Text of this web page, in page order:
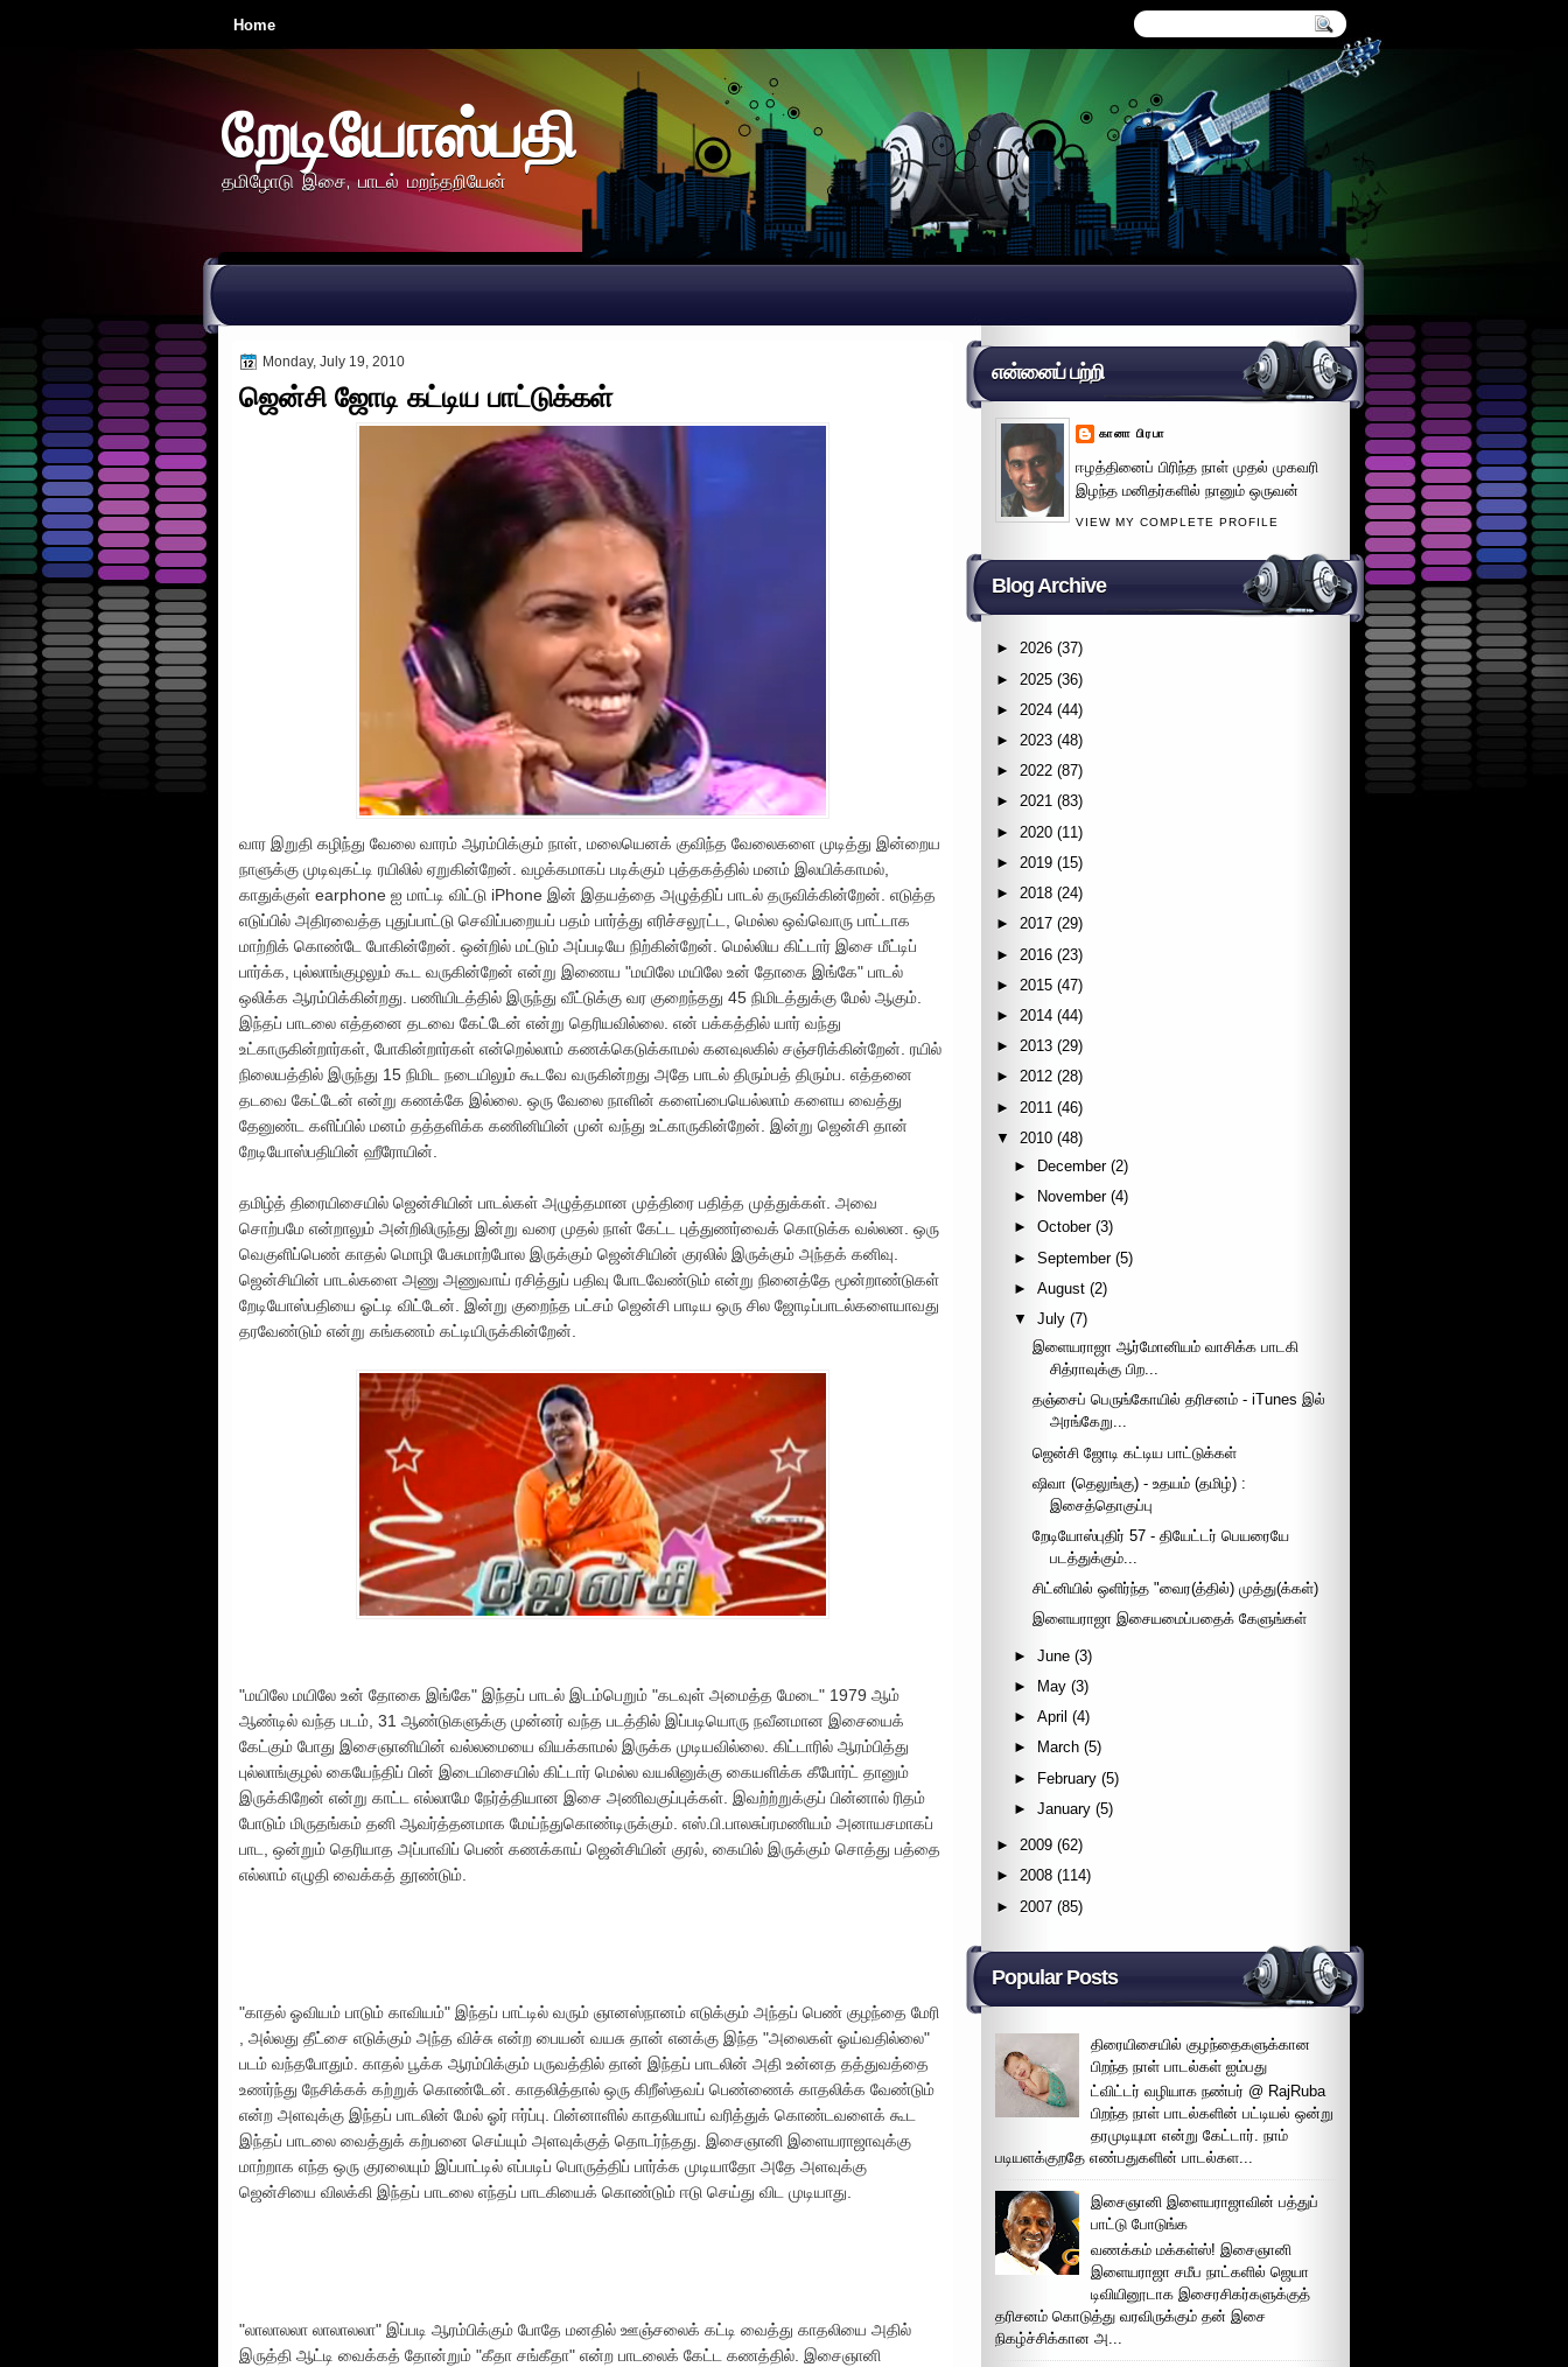
Home
றேடியோஸ்பதி
தமிழோடு இசை, பாடல் மறந்தறியேன்
Monday, July 19, 2010
ஜென்சி ஜோடி கட்டிய பாட்டுக்கள்
வார இறுதி கழிந்து வேலை வாரம் ஆரம்பிக்கும் நாள், மலையெனக் குவிந்த வேலைகளை முடித்து இன்றைய
நாளுக்கு முடிவுகட்டி ரயிலில் ஏறுகின்றேன். வழக்கமாகப் படிக்கும் புத்தகத்தில் மனம் இலயிக்காமல்,
காதுக்குள் earphone ஐ மாட்டி விட்டு iPhone இன் இதயத்தை அழுத்திப் பாடல் தருவிக்கின்றேன். எடுத்த
எடுப்பில் அதிரவைத்த புதுப்பாட்டு செவிப்பறையப் பதம் பார்த்து எரிச்சலூட்ட, மெல்ல ஒவ்வொரு பாட்டாக
மாற்றிக் கொண்டே போகின்றேன். ஒன்றில் மட்டும் அப்படியே நிற்கின்றேன். மெல்லிய கிட்டார் இசை மீட்டிப்
பார்க்க, புல்லாங்குழலும் கூட வருகின்றேன் என்று இணைய "மயிலே மயிலே உன் தோகை இங்கே" பாடல்
ஒலிக்க ஆரம்பிக்கின்றது. பணியிடத்தில் இருந்து வீட்டுக்கு வர குறைந்தது 45 நிமிடத்துக்கு மேல் ஆகும்.
இந்தப் பாடலை எத்தனை தடவை கேட்டேன் என்று தெரியவில்லை. என் பக்கத்தில் யார் வந்து
உட்காருகின்றார்கள், போகின்றார்கள் என்றெல்லாம் கணக்கெடுக்காமல் கனவுலகில் சஞ்சரிக்கின்றேன். ரயில்
நிலையத்தில் இருந்து 15 நிமிட நடையிலும் கூடவே வருகின்றது அதே பாடல் திரும்பத் திரும்ப. எத்தனை
தடவை கேட்டேன் என்று கணக்கே இல்லை. ஒரு வேலை நாளின் களைப்பையெல்லாம் களைய வைத்து
தேனுண்ட களிப்பில் மனம் தத்தளிக்க கணினியின் முன் வந்து உட்காருகின்றேன். இன்று ஜென்சி தான்
றேடியோஸ்பதியின் ஹீரோயின்.
தமிழ்த் திரையிசையில் ஜென்சியின் பாடல்கள் அழுத்தமான முத்திரை பதித்த முத்துக்கள். அவை
சொற்பமே என்றாலும் அன்றிலிருந்து இன்று வரை முதல் நாள் கேட்ட புத்துணர்வைக் கொடுக்க வல்லன. ஒரு
வெகுளிப்பெண் காதல் மொழி பேசுமாற்போல இருக்கும் ஜென்சியின் குரலில் இருக்கும் அந்தக் கனிவு.
ஜென்சியின் பாடல்களை அணு அணுவாய் ரசித்துப் பதிவு போடவேண்டும் என்று நினைத்தே மூன்றாண்டுகள்
றேடியோஸ்பதியை ஓட்டி விட்டேன். இன்று குறைந்த பட்சம் ஜென்சி பாடிய ஒரு சில ஜோடிப்பாடல்களையாவது
தரவேண்டும் என்று கங்கணம் கட்டியிருக்கின்றேன்.
"மயிலே மயிலே உன் தோகை இங்கே" இந்தப் பாடல் இடம்பெறும் "கடவுள் அமைத்த மேடை" 1979 ஆம்
ஆண்டில் வந்த படம், 31 ஆண்டுகளுக்கு முன்னர் வந்த படத்தில் இப்படியொரு நவீனமான இசையைக்
கேட்கும் போது இசைஞானியின் வல்லமையை வியக்காமல் இருக்க முடியவில்லை. கிட்டாரில் ஆரம்பித்து
புல்லாங்குழல் கையேந்திப் பின் இடையிசையில் கிட்டார் மெல்ல வயலினுக்கு கையளிக்க கீபோர்ட் தானும்
இருக்கிறேன் என்று காட்ட எல்லாமே நேர்த்தியான இசை அணிவகுப்புக்கள். இவற்ற்றுக்குப் பின்னால் ரிதம்
போடும் மிருதங்கம் தனி ஆவர்த்தனமாக மேய்ந்துகொண்டிருக்கும். எஸ்.பி.பாலசுப்ரமணியம் அனாயசமாகப்
பாட, ஒன்றும் தெரியாத அப்பாவிப் பெண் கணக்காய் ஜென்சியின் குரல், கையில் இருக்கும் சொத்து பத்தை
எல்லாம் எழுதி வைக்கத் தூண்டும்.
"காதல் ஓவியம் பாடும் காவியம்" இந்தப் பாட்டில் வரும் ஞானஸ்நானம் எடுக்கும் அந்தப் பெண் குழந்தை மேரி
, அல்லது தீட்சை எடுக்கும் அந்த விச்சு என்ற பையன் வயசு தான் எனக்கு இந்த "அலைகள் ஓய்வதில்லை"
படம் வந்தபோதும். காதல் பூக்க ஆரம்பிக்கும் பருவத்தில் தான் இந்தப் பாடலின் அதி உன்னத தத்துவத்தை
உணர்ந்து நேசிக்கக் கற்றுக் கொண்டேன். காதலித்தால் ஒரு கிறீஸ்தவப் பெண்ணைக் காதலிக்க வேண்டும்
என்ற அளவுக்கு இந்தப் பாடலின் மேல் ஓர் ஈர்ப்பு. பின்னாளில் காதலியாய் வரித்துக் கொண்டவளைக் கூட
இந்தப் பாடலை வைத்துக் கற்பனை செய்யும் அளவுக்குத் தொடர்ந்தது. இசைஞானி இளையராஜாவுக்கு
மாற்றாக எந்த ஒரு குரலையும் இப்பாட்டில் எப்படிப் பொருத்திப் பார்க்க முடியாதோ அதே அளவுக்கு
ஜென்சியை விலக்கி இந்தப் பாடலை எந்தப் பாடகியைக் கொண்டும் ஈடு செய்து விட முடியாது.
"லாலாலலா லாலாலலா" இப்படி ஆரம்பிக்கும் போதே மனதில் ஊஞ்சலைக் கட்டி வைத்து காதலியை அதில்
இருத்தி ஆட்டி வைக்கத் தோன்றும் "கீதா சங்கீதா" என்ற பாடலைக் கேட்ட கணத்தில். இசைஞானி
என்னைப் பற்றி
கானா பிரபா
ஈழத்தினைப் பிரிந்த நாள் முதல் முகவரி
இழந்த மனிதர்களில் நானும் ஒருவன்
VIEW MY COMPLETE PROFILE
Blog Archive
► 2026 (37)
► 2025 (36)
► 2024 (44)
► 2023 (48)
► 2022 (87)
► 2021 (83)
► 2020 (11)
► 2019 (15)
► 2018 (24)
► 2017 (29)
► 2016 (23)
► 2015 (47)
► 2014 (44)
► 2013 (29)
► 2012 (28)
► 2011 (46)
▼
2010 (48)
►
December (2)
►
November (4)
►October (3)
►September (5)
►August (2)
▼
July (7)
இளையராஜா ஆர்மோனியம் வாசிக்க பாடகி
சித்ராவுக்கு பிற...
தஞ்சைப் பெருங்கோயில் தரிசனம் - iTunes இல்
அரங்கேறு...
ஜென்சி ஜோடி கட்டிய பாட்டுக்கள்
ஷிவா (தெலுங்கு) - உதயம் (தமிழ்) :
இசைத்தொகுப்பு
றேடியோஸ்புதிர் 57 - தியேட்டர் பெயரையே
படத்துக்கும்...
சிட்னியில் ஒளிர்ந்த "வைர(த்தில்) முத்து(க்கள்)
இளையராஜா இசையமைப்பதைக் கேளுங்கள்
►June (3)
►
May (3)
►April (4)
►
March (5)
► February (5)
►January (5)
► 2009 (62)
► 2008 (114)
► 2007 (85)
Popular Posts
திரையிசையில் குழந்தைகளுக்கான
பிறந்த நாள் பாடல்கள் ஐம்பது
ட்விட்டர் வழியாக நண்பர் @ RajRuba
பிறந்த நாள் பாடல்களின் பட்டியல் ஒன்று
தரமுடியுமா என்று கேட்டார். நாம்
படியளக்குறதே எண்பதுகளின் பாடல்கள...
இசைஞானி இளையராஜாவின் பத்துப்
பாட்டு போடுங்க
வணக்கம் மக்கள்ஸ்! இசைஞானி
இளையராஜா சமீப நாட்களில் ஜெயா
டிவியினூடாக இசைரசிகர்களுக்குத்
தரிசனம் கொடுத்து வரவிருக்கும் தன் இசை
நிகழ்ச்சிக்கான அ...